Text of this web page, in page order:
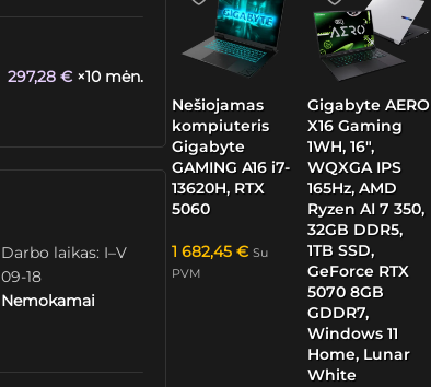
297,28 € ×10 mėn.
Darbo laikas: I–V
09-18
Nemokamai
Nešiojamas
kompiuteris
Gigabyte
GAMING A16 i7-
13620H, RTX
5060
1 682,45 € Su
PVM
Gigabyte AERO
X16 Gaming
1WH, 16″,
WQXGA IPS
165Hz, AMD
Ryzen AI 7 350,
32GB DDR5,
1TB SSD,
GeForce RTX
5070 8GB
GDDR7,
Windows 11
Home, Lunar
White